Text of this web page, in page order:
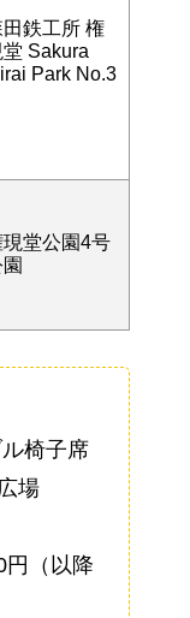
田鉄工所 権
Sakura
Park No.3
現堂公園4号
椅子席
場
円（以降